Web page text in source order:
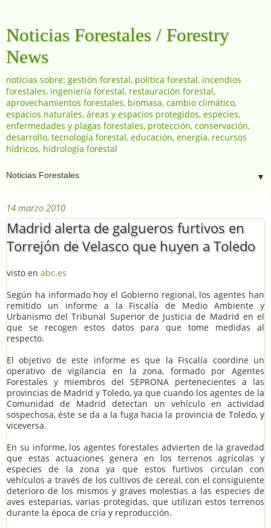
Noticias Forestales / Forestry
News
noticias sobre: gestión forestal, política forestal, incendios
forestales, ingeniería forestal, restauración forestal,
aprovechamientos forestales, biomasa, cambio climático,
espacios naturales, áreas y espacios protegidos, especies,
enfermedades y plagas forestales, protección, conservación,
desarrollo, tecnología forestal, educación, energía, recursos
hídricos, hidrología forestal
▼
14 marzo 2010
Madrid alerta de galgueros furtivos en
Torrejón de Velasco que huyen a Toledo
visto en abc.es
Según ha informado hoy el Gobierno regional, los agentes han
remitido un informe a la Fiscalía de Medio Ambiente y
Urbanismo del Tribunal Superior de Justicia de Madrid en el
que se recogen estos datos para que tome medidas al
respecto.
El objetivo de este informe es que la Fiscalía coordine un
operativo de vigilancia en la zona, formado por Agentes
Forestales y miembros del SEPRONA pertenecientes a las
provincias de Madrid y Toledo, ya que cuando los agentes de la
Comunidad de Madrid detectan un vehículo en actividad
sospechosa, éste se da a la fuga hacia la provincia de Toledo, y
viceversa.
En su informe, los agentes forestales advierten de la gravedad
que estas actuaciones genera en los terrenos agrícolas y
especies de la zona ya que estos furtivos circulan con
vehículos a través de los cultivos de cereal, con el consiguiente
deterioro de los mismos y graves molestias a las especies de
aves esteparias, varias protegidas, que utilizan estos terrenos
durante la época de cría y reproducción.